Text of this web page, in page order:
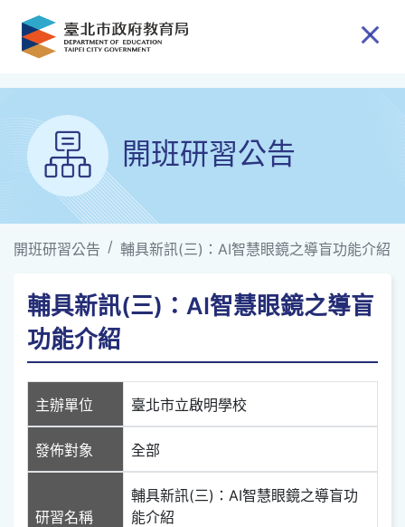
跳到主要內容
開班研習公告
開班研習公告 輔具新訊(三)：AI智慧眼鏡之導盲功能介紹
輔具新訊(三)：AI智慧眼鏡之導盲
功能介紹
主辦單位 臺北市立啟明學校
發佈對象 全部
研習名稱
輔具新訊(三)：AI智慧眼鏡之導盲功
能介紹